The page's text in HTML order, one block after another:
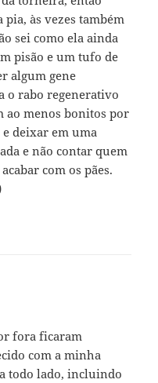
às vezes também
sei como ela ainda
pisão e um tufo de
algum gene
o rabo regenerativo
ao menos bonitos por
deixar em uma
e não contar quem
com os pães.
fora ficaram
com a minha
todo lado, incluindo